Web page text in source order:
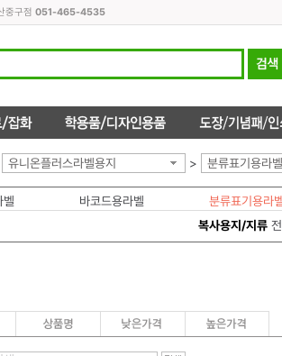
중구점 051-465-4535
유니온플러스라벨용지 > 분류표기용라벨
벨 바코드용라벨
분류표기용라
복사용지/지류전